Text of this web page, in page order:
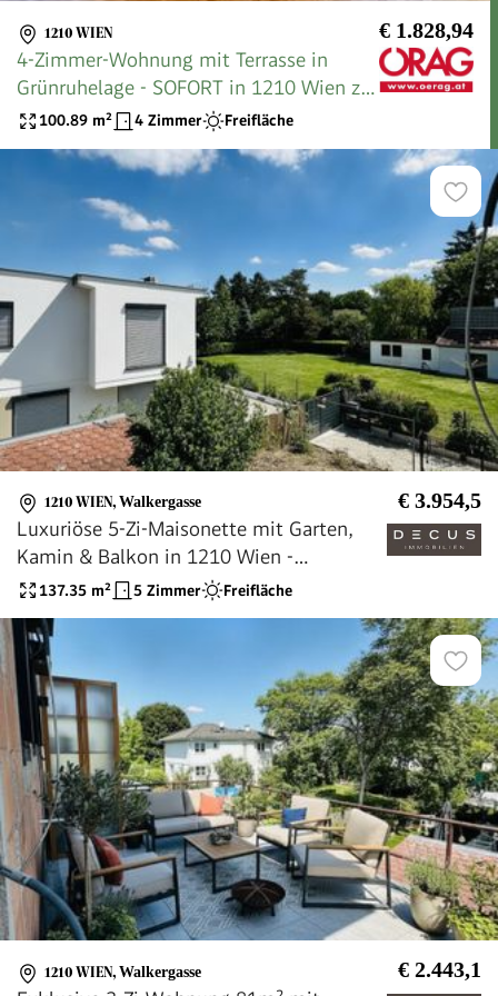
1210 WIEN € 1.828,94
4-Zimmer-Wohnung mit Terrasse in
Grünruhelage - SOFORT in 1210 Wien zu
mieten
100.89 m² 4 Zimmer Freifläche
1210 WIEN, Walkergasse € 3.954,5
Luxuriöse 5-Zi-Maisonette mit Garten,
Kamin & Balkon in 1210 Wien -
Erstbezug!
137.35 m² 5 Zimmer Freifläche
1210 WIEN, Walkergasse € 2.443,1